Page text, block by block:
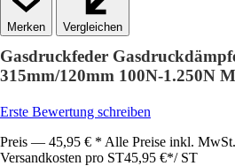
Vergleichen
Gasdruckfeder
315mm/120mm 100N-1.250N
Erste Bewertung schreiben
Preis — 45,95 € * Alle Preise inkl.
Versandkosten pro ST45,95 €*/ ST